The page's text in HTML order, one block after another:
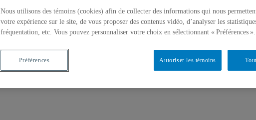
Nous utilisons des témoins (cookies) afin de collecter des informations qui nous
votre expérience sur le site, de vous proposer des contenus vidéo, d’analyser les
fréquentation, etc. Vous pouvez personnaliser votre choix en sélectionnant « Préférences ».
Autoriser les témoins
Préférences